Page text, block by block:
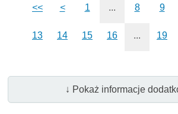
<< < 1 ... 8 9
13 14 15 16 ... 19
↓ Pokaż informacje